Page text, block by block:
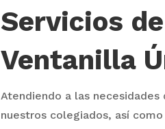
Servicios de
Ventanilla
Atendiendo a las necesidades
nuestros colegiados, así